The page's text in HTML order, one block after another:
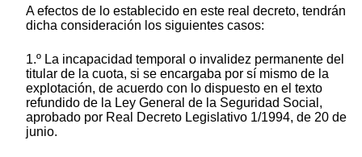
A efectos de lo establecido en este real decreto, tendrán
dicha consideración los siguientes casos:
1.º La incapacidad temporal o invalidez permanente del
titular de la cuota, si se encargaba por sí mismo de la
explotación, de acuerdo con lo dispuesto en el texto
refundido de la Ley General de la Seguridad Social,
aprobado por Real Decreto Legislativo 1/1994, de 20 de
junio.